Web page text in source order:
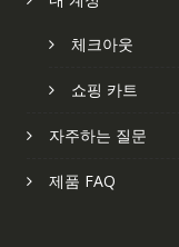
체크아웃
쇼핑 카트
자주하는 질문
제품 FAQ